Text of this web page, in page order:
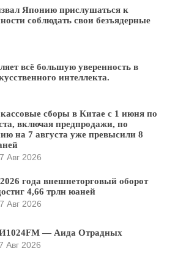
Японию прислушаться к
соблюдать свои безъядерные
всё большую уверенность в
интеллекта.
сборы в Китае с 1 июня по
включая предпродажи, по
на 7 августа уже превысили 8
Авг 2026
года внешнеторговый оборот
4,66 трлн юаней
Авг 2026
— Аида Отрадных
Авг 2026